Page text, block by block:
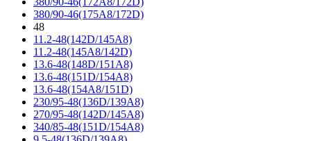
380/90-46(175A8/172D)
48
11.2-48(142D/145A8)
11.2-48(145A8/142D)
13.6-48(148D/151A8)
13.6-48(151D/154A8)
13.6-48(154A8/151D)
230/95-48(136D/139A8)
270/95-48(142D/145A8)
340/85-48(151D/154A8)